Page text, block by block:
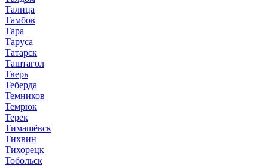
Талица
Тамбов
Тара
Таруса
Татарск
Таштагол
Тверь
Теберда
Темников
Темрюк
Терек
Тимашёвск
Тихвин
Тихорецк
Тобольск